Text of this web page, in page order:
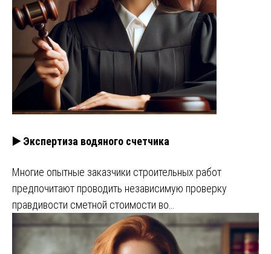
▶️ Экспертиза водяного счетчика
Многие опытные заказчики строительных работ
предпочитают проводить независимую проверку
правдивости сметной стоимости во…